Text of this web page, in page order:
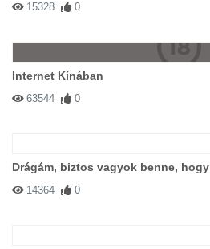
15328 0
Internet Kínában
63544 0
Drágám, biztos vagyok benne,
14364 0